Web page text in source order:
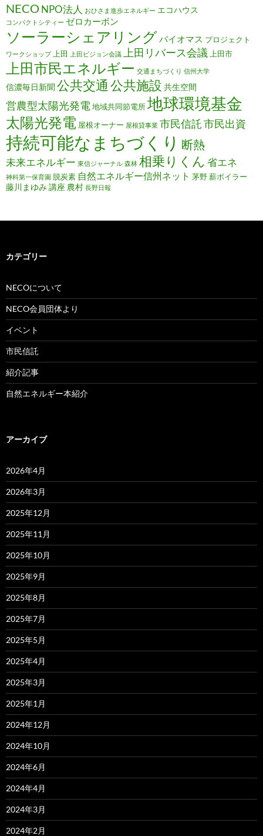
NECO NPO法人 おひさま進歩エネルギー エコハウス
コンパクトシティー ゼロカーボン
ソーラーシェアリングバイオマス プロジェクト
ワークショップ 上田 上田ビジョン会議 上田リバース会議 上田市
上田市民エネルギー 交通まちづくり 信州大学
信濃毎日新聞公共交通 公共施設 共生空間
営農型太陽光発電 地域共同節電所 地球環境基金
太陽光発電 屋根オーナー 屋根貸事業 市民信託市民出資
持続可能なまちづくり 断熱
未来エネルギー 東信ジャーナル 森林 相乗りくん 省エネ
神科第一保育園 脱炭素 自然エネルギー信州ネット 茅野 薪ボイラー
藤川まゆみ 講座 農村 長野日報
カテゴリー
NECOについて
NECO会員団体より
イベント
市民信託
紹介記事
自然エネルギー本紹介
アーカイブ
2026年4月
2026年3月
2025年12月
2025年11月
2025年10月
2025年9月
2025年8月
2025年7月
2025年5月
2025年4月
2025年3月
2025年1月
2024年12月
2024年10月
2024年6月
2024年4月
2024年3月
2024年2月